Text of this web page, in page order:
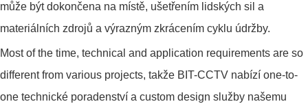
může být dokončena na místě, ušetřením lidských sil a
materiálních zdrojů a výrazným zkrácením cyklu údržby.
Most of the time, technical and application requirements are so
different from various projects, takže BIT-CCTV nabízí one-to-
one technické poradenství a custom design služby našemu